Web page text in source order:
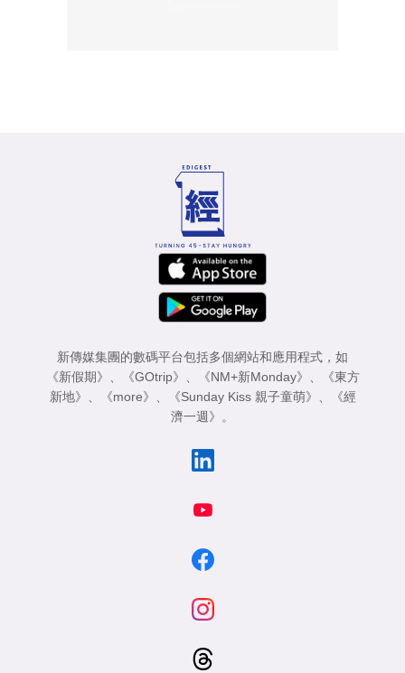
新傳媒集團的數碼平台包括多個網站和應用程式，如
《新假期》
《GOtrip》 《NM+新Monday》
《東方
新地》
《more》 《Sunday Kiss 親子童萌》
《經
濟一週》
。